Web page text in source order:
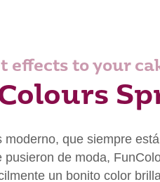
effects to your
que siempre
de moda,
un bonito color